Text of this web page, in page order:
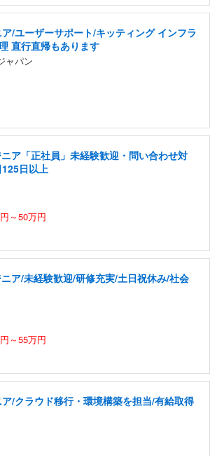
/ユーザーサポート/キッティング インフラ
直行直帰もあります
ャパン
ア「正社員」未経験歓迎・問い合わせ対
日以上
～50万円
ア/未経験歓迎/研修充実/土日祝休み/社会
～55万円
/クラウド移行・環境構築を担当/有給取得